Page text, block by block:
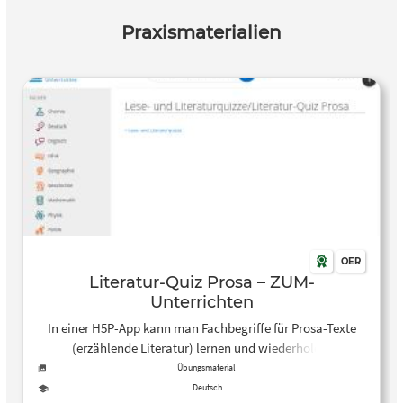
Themenschwerpunkte 3.2. Der primäre Erzähltext als
Szenische Darstellungsformen Literaturverzeichnis
Praxismaterialien
OER
Literatur-Quiz Prosa – ZUM-
Unterrichten
In einer H5P-App kann man Fachbegriffe für Prosa-Texte
(erzählende Literatur) lernen und wiederholen.
Übungsmaterial
Deutsch